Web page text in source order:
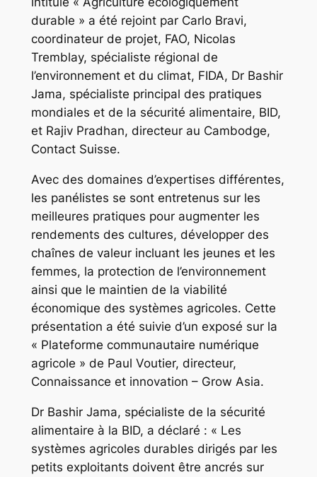
durable » a été rejoint par Carlo Bravi,
coordinateur de projet, FAO, Nicolas
Tremblay, spécialiste régional de
l’environnement et du climat, FIDA, Dr Bashir
Jama, spécialiste principal des pratiques
mondiales et de la sécurité alimentaire, BID,
et Rajiv Pradhan, directeur au Cambodge,
Contact Suisse.
Avec des domaines d’expertises différentes,
les panélistes se sont entretenus sur les
meilleures pratiques pour augmenter les
rendements des cultures, développer des
chaînes de valeur incluant les jeunes et les
femmes, la protection de l’environnement
ainsi que le maintien de la viabilité
économique des systèmes agricoles. Cette
présentation a été suivie d’un exposé sur la
« Plateforme communautaire numérique
agricole » de Paul Voutier, directeur,
Connaissance et innovation – Grow Asia.
Dr Bashir Jama, spécialiste de la sécurité
alimentaire à la BID, a déclaré : « Les
systèmes agricoles durables dirigés par les
petits exploitants doivent être ancrés sur